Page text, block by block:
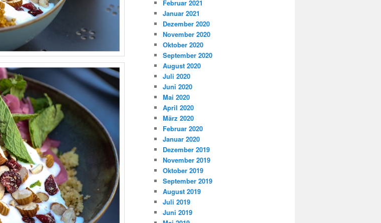
Februar 2021
Januar 2021
Dezember 2020
November 2020
Oktober 2020
September 2020
August 2020
Juli 2020
Juni 2020
Mai 2020
April 2020
März 2020
Februar 2020
Januar 2020
Dezember 2019
November 2019
Oktober 2019
September 2019
August 2019
Juli 2019
Juni 2019